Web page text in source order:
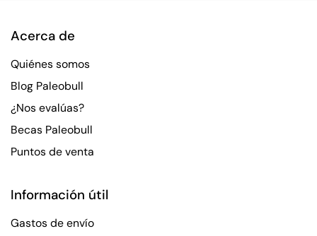
Acerca de
Quiénes somos
Blog Paleobull
¿Nos evalúas?
Becas Paleobull
Puntos de venta
Información útil
Gastos de envío